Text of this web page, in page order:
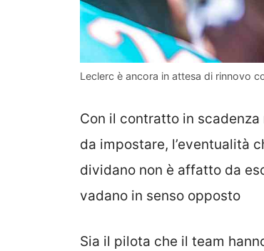
Leclerc è ancora in attesa di rinnovo
Con il contratto in
da impostare, l’eventualità
dividano non è affatto da
vadano in senso opposto
Sia il pilota che il team